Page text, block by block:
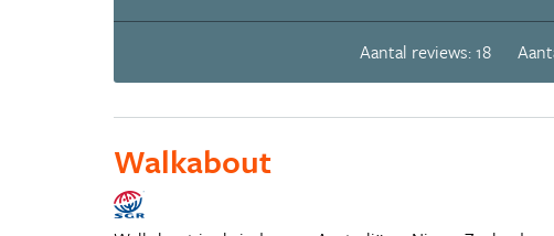
Aantal reviews: 18
Walkabout